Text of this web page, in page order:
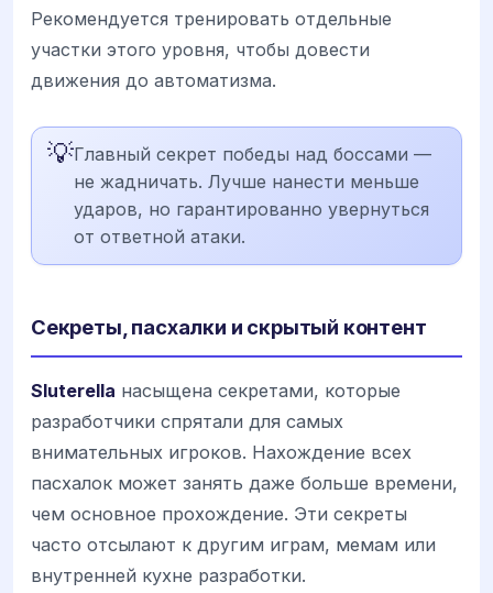
Рекомендуется тренировать отдельные
участки этого уровня, чтобы довести
движения до автоматизма.
💡Главный секрет победы над боссами —
не жадничать. Лучше нанести меньше
ударов, но гарантированно увернуться
от ответной атаки.
Секреты, пасхалки и скрытый контент
Sluterella насыщена секретами, которые
разработчики спрятали для самых
внимательных игроков. Нахождение всех
пасхалок может занять даже больше времени,
чем основное прохождение. Эти секреты
часто отсылают к другим играм, мемам или
внутренней кухне разработки.